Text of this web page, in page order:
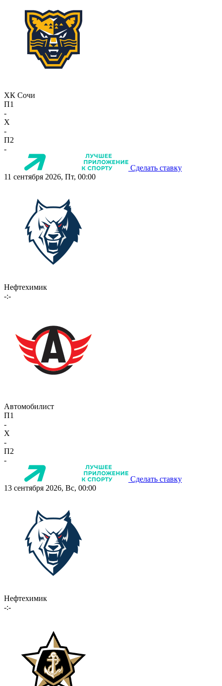
ХК Сочи
П1
-
X
-
П2
-
Сделать ставку
11 сентября 2026, Пт, 00:00
Нефтехимик
-:-
Автомобилист
П1
-
X
-
П2
-
Сделать ставку
13 сентября 2026, Вс, 00:00
Нефтехимик
-:-